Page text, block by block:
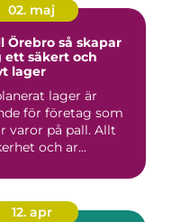
02. maj
så skapar
ett säkert och
lager
lager är
för företag som
varor på pall. Allt
och ar...
12. apr